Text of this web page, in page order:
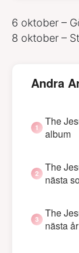
6 oktober –
8 oktober –
Andra
The
album
The
nästa
The
nästa år